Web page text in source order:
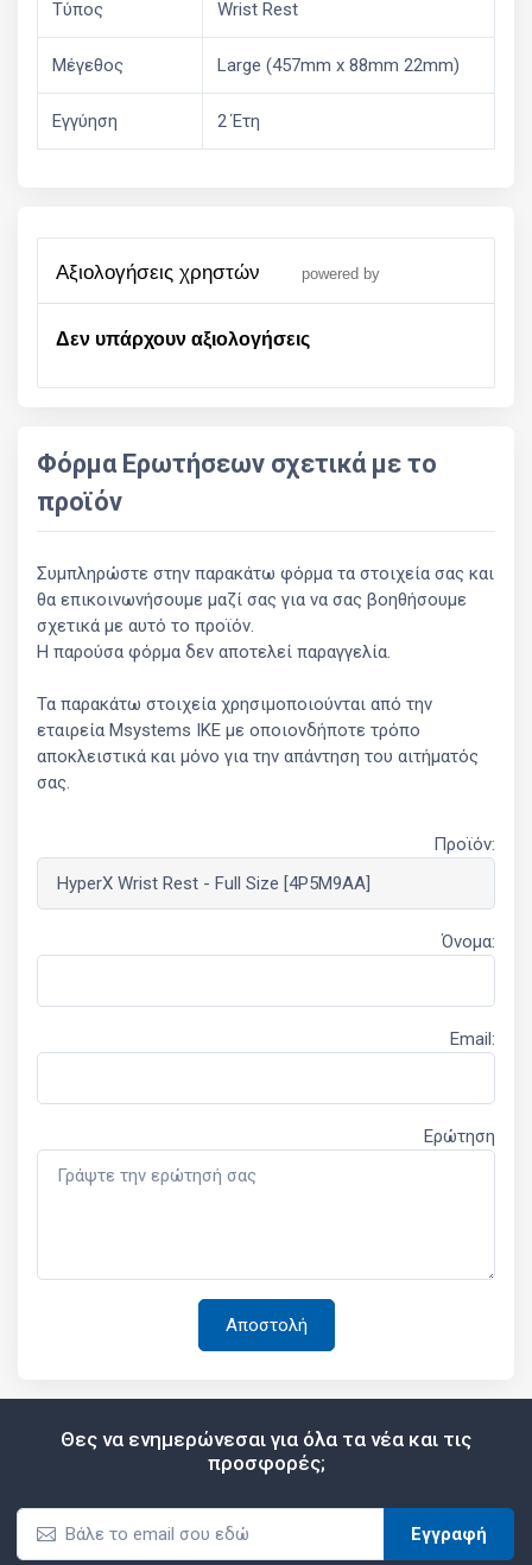
Τύπος Wrist Rest
Μέγεθος Large (457mm x 88mm 22mm)
Εγγύηση 2 Έτη
αξιολογήσεις χρηστών powered by
Δεν υπάρχουν αξιολογήσεις
Φόρμα Ερωτήσεων σχετικά με το
προϊόν
Συμπληρώστε στην παρακάτω φόρμα τα στοιχεία σας και
θα επικοινωνήσουμε μαζί σας για να σας βοηθήσουμε
σχετικά με αυτό το προϊόν.
Η παρούσα φόρμα δεν αποτελεί παραγγελία.
Τα παρακάτω στοιχεία χρησιμοποιούνται από την
εταιρεία Msystems ΙΚΕ με οποιονδήποτε τρόπο
αποκλειστικά και μόνο για την απάντηση του αιτήματός
σας.
Προϊόν:
Όνομα:
Email:
Ερώτηση
Θες να ενημερώνεσαι για όλα τα νέα και τις
προσφορές;
Εγγραφή